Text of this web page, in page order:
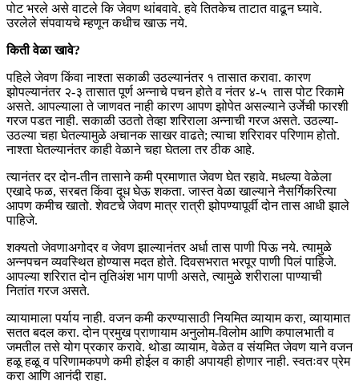
पोट भरले असे वाटले कि जेवण थांबवावे. हवे तितकेच ताटात वाढून घ्यावे.
उरलेले संपवायचे म्हणून कधीच खाऊ नये.
किती वेळा खावे?
पहिले जेवण किंवा नाश्ता सकाळी उठल्यानंतर १ तासात करावा. कारण
झोपल्यानंतर २-३ तासात पूर्ण अन्नाचे पचन होते व नंतर ४-५ तास पोट रिकामे
असते. आपल्याला ते जाणवत नाही कारण आपण झोपेत असल्याने उर्जेची फारशी
गरज पडत नाही. सकाळी उठतो तेव्हा शरिराला अन्नाची गरज असते. उठल्या-
उठल्या चहा घेतल्यामुळे अचानक साखर वाढते; त्याचा शरिरावर परिणाम होतो.
नाश्ता घेतल्यानंतर काही वेळाने चहा घेतला तर ठीक आहे.
त्यानंतर दर दोन-तीन तासाने कमी प्रमाणात जेवण घेत रहावे. मधल्या वेळेला
एखादे फळ, सरबत किंवा दूध घेऊ शकता. जास्त वेळा खाल्याने नैसर्गिकरित्या
आपण कमीच खातो. शेवटचे जेवण मात्र रात्री झोपण्यापूर्वी दोन तास आधी झाले
पाहिजे.
शक्यतो जेवणाअगोदर व जेवण झाल्यानंतर अर्धा तास पाणी पिऊ नये. त्यामुळे
अन्नपचन व्यवस्थित होण्यास मदत होते. दिवसभरात भरपूर पाणी पिलं पाहिजे.
आपल्या शरिरात दोन तृतिअंश भाग पाणी असते, त्यामुळे शरीराला पाण्याची
नितांत गरज असते.
व्यायामाला पर्याय नाही. वजन कमी करण्यासाठी नियमित व्यायाम करा, व्यायामात
सतत बदल करा. दोन प्रमुख प्राणायाम अनुलोम-विलोम आणि कपालभाती व
जमतील तसे योग प्रकार करावे. थोडा व्यायाम, वेळेत व संयमित जेवण याने वजन
हळू हळू व परिणामकपणे कमी होईल व काही अपायही होणार नाही. स्वतःवर प्रेम
करा आणि आनंदी राहा.